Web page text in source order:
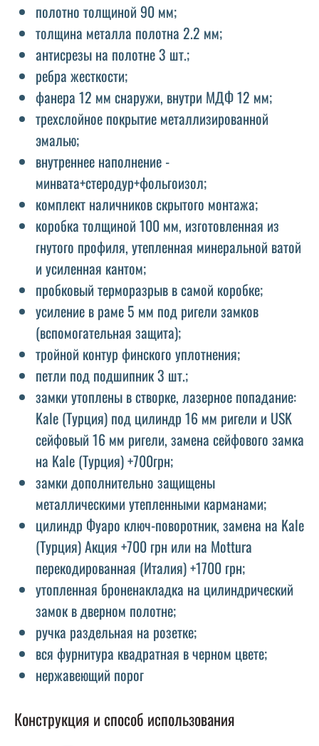
полотно толщиной 90 мм;
толщина металла полотна 2.2 мм;
антисрезы на полотне 3 шт.;
ребра жесткости;
фанера 12 мм снаружи, внутри МДФ 12 мм;
трехслойное покрытие металлизированной
эмалью;
внутреннее наполнение -
минвата+стеродур+фольгоизол;
комплект наличников скрытого монтажа;
коробка толщиной 100 мм, изготовленная из
гнутого профиля, утепленная минеральной ватой
и усиленная кантом;
пробковый терморазрыв в самой коробке;
усиление в раме 5 мм под ригели замков
(вспомогательная защита);
тройной контур финского уплотнения;
петли под подшипник 3 шт.;
замки утоплены в створке, лазерное попадание:
Kale (Турция) под цилиндр 16 мм ригели и USK
сейфовый 16 мм ригели, замена сейфового замка
на Kale (Турция) +700грн;
замки дополнительно защищены
металлическими утепленными карманами;
цилиндр Фуаро ключ-поворотник, замена на Kale
(Турция) Акция +700 грн или на Mottura
перекодированная (Италия) +1700 грн;
утопленная броненакладка на цилиндрический
замок в дверном полотне;
ручка раздельная на розетке;
вся фурнитура квадратная в черном цвете;
нержавеющий порог
Конструкция и способ использования